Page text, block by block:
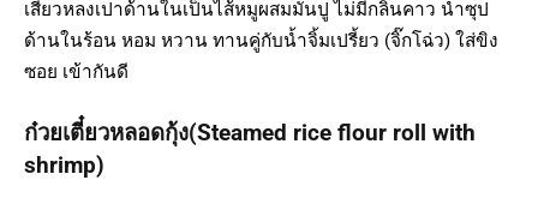
เสี่ยวหลงเปาด้านในเป็นไส้หมูผสมมันปู ไม่มีกลิ่นคาว น้ำซุป
ด้านในร้อน หอม หวาน ทานคู่กับน้ำจิ้มเปรี้ยว (จิ๊กโฉ่ว) ใส่ขิง
ซอย เข้ากันดี
ก๋วยเตี๋ยวหลอดกุ้ง(Steamed rice flour roll with
shrimp)